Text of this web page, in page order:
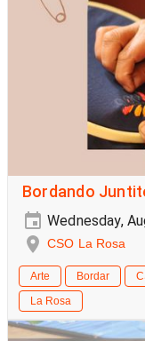
Bordando
Wednesday,
CSO La Rosa
Arte Bordar
La Rosa